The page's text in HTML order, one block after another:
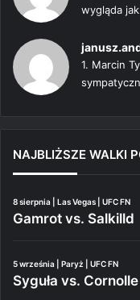
wygląda
1. Marcin
NAJBLIŻSZE WALKI
8 sierpnia | Las Vegas | UFC FN
Gamrot vs. Salkilld
5 września | Paryż | UFC FN
Syguła vs. Cornolle